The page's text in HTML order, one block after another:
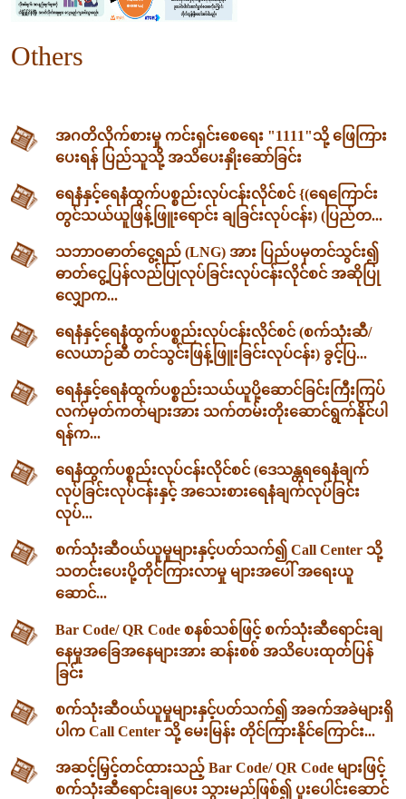
Others
အဂတိလိုက်စားမှု ကင်းရှင်းစေရေး "1111"သို့ ဖြေကြား
ပေးရန် ပြည်သူသို့ အသိပေးနှိုးဆော်ခြင်း
ရေနံနှင့်ရေနံထွက်ပစ္စည်းလုပ်ငန်းလိုင်စင် {(ရေကြောင်း
တွင်သယ်ယူဖြန့်ဖြူးရောင်း ချခြင်းလုပ်ငန်း) (ပြည်တ...
သဘာဝဓာတ်ငွေ့ရည် (LNG) အား ပြည်ပမှတင်သွင်း၍
ဓာတ်ငွေ့ပြန်လည်ပြုလုပ်ခြင်းလုပ်ငန်းလိုင်စင် အဆိုပြု
လျှောက...
ရေနံနှင့်ရေနံထွက်ပစ္စည်းလုပ်ငန်းလိုင်စင် (စက်သုံးဆီ/
လေယာဉ်ဆီ တင်သွင်းဖြန့်ဖြူးခြင်းလုပ်ငန်း) ခွင့်ပြ...
ရေနံနှင့်ရေနံထွက်ပစ္စည်းသယ်ယူပို့ဆောင်ခြင်းကြီးကြပ်
လက်မှတ်ကတ်များအား သက်တမ်းတိုးဆောင်ရွက်နိုင်ပါ
ရန်က...
ရေနံထွက်ပစ္စည်းလုပ်ငန်းလိုင်စင် (ဒေသန္တရရေနံချက်
လုပ်ခြင်းလုပ်ငန်းနှင့် အသေးစားရေနံချက်လုပ်ခြင်း
လုပ်...
စက်သုံးဆီဝယ်ယူမှုများနှင့်ပတ်သက်၍ Call Center သို့
သတင်းပေးပို့တိုင်ကြားလာမှု များအပေါ် အရေးယူ
ဆောင်...
Bar Code/ QR Code စနစ်သစ်ဖြင့် စက်သုံးဆီရောင်းချ
နေမှုအခြေအနေများအား ဆန်းစစ် အသိပေးထုတ်ပြန်
ခြင်း
စက်သုံးဆီဝယ်ယူမှုများနှင့်ပတ်သက်၍ အခက်အခဲများရှိ
ပါက Call Center သို့ မေးမြန်း တိုင်ကြားနိုင်ကြောင်း...
အဆင့်မြှင့်တင်ထားသည့် Bar Code/ QR Code များဖြင့်
စက်သုံးဆီရောင်းချပေး သွားမည်ဖြစ်၍ ပူးပေါင်းဆောင်